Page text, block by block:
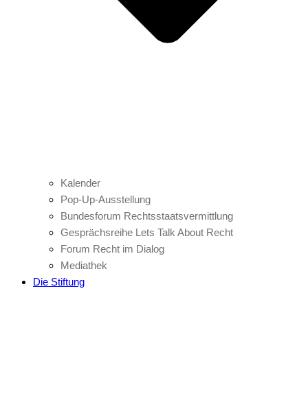
Kalender
Pop-Up-Ausstellung
Bundesforum Rechtsstaatsvermittlung
Gesprächsreihe Lets Talk About Recht
Forum Recht im Dialog
Mediathek
Die Stiftung